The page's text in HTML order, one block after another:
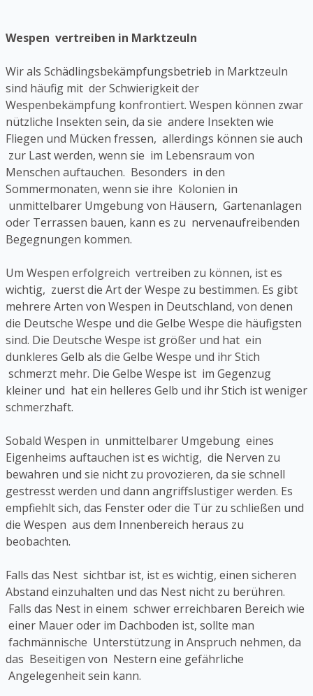
Wespen vertreiben in Marktzeuln
Wir als Schädlingsbekämpfungsbetrieb in Marktzeuln
sind häufig mit der Schwierigkeit der
Wespenbekämpfung konfrontiert. Wespen können zwar
nützliche Insekten sein, da sie andere Insekten wie
Fliegen und Mücken fressen, allerdings können sie auch
zur Last werden, wenn sie im Lebensraum von
Menschen auftauchen. Besonders in den
Sommermonaten, wenn sie ihre Kolonien in
unmittelbarer Umgebung von Häusern, Gartenanlagen
oder Terrassen bauen, kann es zu nervenaufreibenden
Begegnungen kommen.
Um Wespen erfolgreich vertreiben zu können, ist es
wichtig, zuerst die Art der Wespe zu bestimmen. Es gibt
mehrere Arten von Wespen in Deutschland, von denen
die Deutsche Wespe und die Gelbe Wespe die häufigsten
sind. Die Deutsche Wespe ist größer und hat ein
dunkleres Gelb als die Gelbe Wespe und ihr Stich
schmerzt mehr. Die Gelbe Wespe ist im Gegenzug
kleiner und hat ein helleres Gelb und ihr Stich ist weniger
schmerzhaft.
Sobald Wespen in unmittelbarer Umgebung eines
Eigenheims auftauchen ist es wichtig, die Nerven zu
bewahren und sie nicht zu provozieren, da sie schnell
gestresst werden und dann angriffslustiger werden. Es
empfiehlt sich, das Fenster oder die Tür zu schließen und
die Wespen aus dem Innenbereich heraus zu
beobachten.
Falls das Nest sichtbar ist, ist es wichtig, einen sicheren
Abstand einzuhalten und das Nest nicht zu berühren.
Falls das Nest in einem schwer erreichbaren Bereich wie
einer Mauer oder im Dachboden ist, sollte man
fachmännische Unterstützung in Anspruch nehmen, da
das Beseitigen von Nestern eine gefährliche
Angelegenheit sein kann.